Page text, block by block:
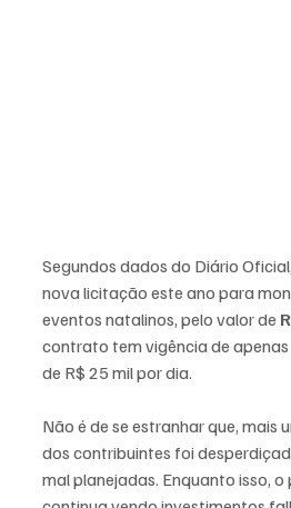
Segundos dados do Diário
nova licitação este ano para
eventos natalinos, pelo valor de
contrato tem vigência de apenas
de R$ 25 mil por dia.
Não é de se estranhar que, mais
dos contribuintes foi
mal planejadas. Enquanto isso,